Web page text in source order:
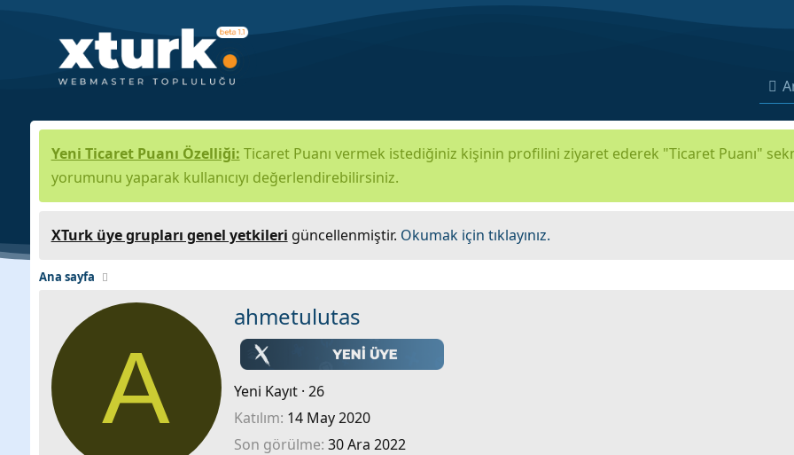
Yeni Ticaret Puanı Özelliği: Ticaret Puanı vermek istediğiniz kişinin profilini ziyaret ederek "Ticaret Puanı"
yorumunu yaparak kullanıcıyı değerlendirebilirsiniz.
XTurk üye grupları genel yetkileri güncellenmiştir. Okumak için tıklayınız.
Ana sayfa
A
ahmetulutas
Yeni Kayıt · 26
Katılım 14 May 2020
Son görülme 30 Ara 2022